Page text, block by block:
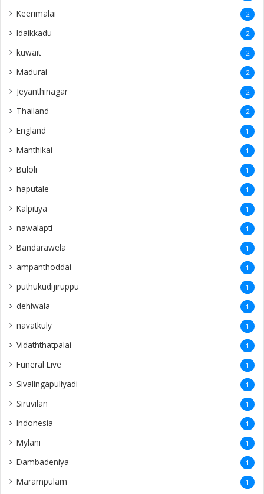
Keerimalai 2
Idaikkadu 2
kuwait 2
Madurai 2
Jeyanthinagar 2
Thailand 2
England 1
Manthikai 1
Buloli 1
haputale 1
Kalpitiya 1
nawalapti 1
Bandarawela 1
ampanthoddai 1
puthukudijiruppu 1
dehiwala 1
navatkuly 1
Vidaththatpalai 1
Funeral Live 1
Sivalingapuliyadi 1
Siruvilan 1
Indonesia 1
Mylani 1
Dambadeniya 1
Marampulam 1